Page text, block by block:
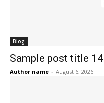
Blog
Sample post title 14
Author name - August 6, 2026